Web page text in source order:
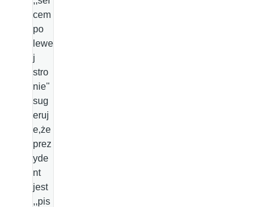
cem
po
lewe
j
stro
nie''
sug
eruj
e,że
prez
yde
nt
jest
,,pis